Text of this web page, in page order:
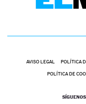
AVISO LEGAL POLÍTICA
POLÍTICA DE